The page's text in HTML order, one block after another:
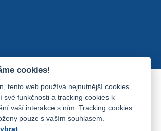
cookies!
tento web používá nejnutnější cookies
své funkčnosti a tracking cookies k
vaší interakce s ním. Tracking cookies
pouze s vaším souhlasem.